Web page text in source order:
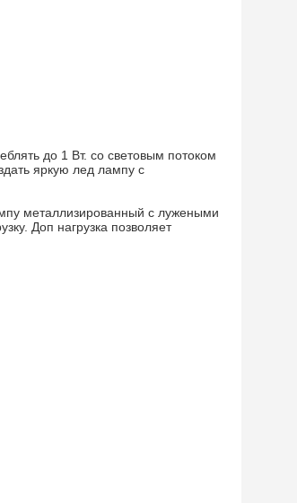
до 1 Вт. со световым потоком
яркую лед лампу с
металлизированный с лужеными
Доп нагрузка позволяет